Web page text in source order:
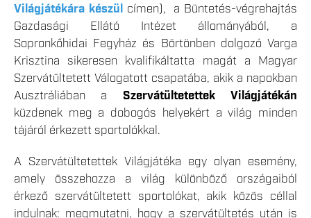
Világjátékára készülcímen), a Büntetés-végrehajtás
Gazdasági Ellátó Intézet állományából, a
Sopronkőhidai Fegyház és Börtönben dolgozó Varga
Krisztina sikeresen kvalifikáltatta magát a Magyar
Szervátültetett Válogatott csapatába, akik a napokban
Ausztráliában a Szervátültetettek Világjátékán
küzdenek meg a dobogós helyekért a világ minden
tájáról érkezett sportolókkal.
A Szervátültetettek Világjátéka egy olyan esemény,
amely összehozza a világ különböző országaiból
érkező szervátültetett sportolókat, akik közös céllal
indulnak: megmutatni, hogy a szervátültetés után is